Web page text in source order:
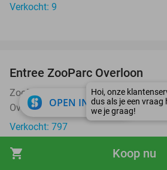
shopping_cart Koop nu
Verkocht: 9
Entree ZooParc Overloon
ZooParc Overloon
Overloon
Verkocht: 797
OPEN IN APP close